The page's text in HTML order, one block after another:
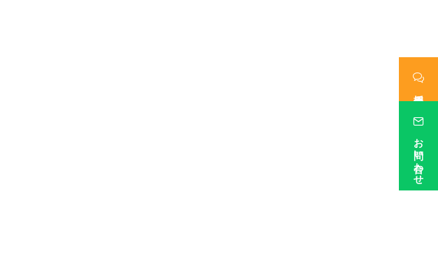
お問い合わせ